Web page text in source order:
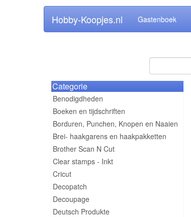
Hobby-Koopjes.nl Gastenboek
Categorie
Benodigdheden
Boeken en tijdschriften
Borduren, Punchen, Knopen en Naaien
Brei- haakgarens en haakpakketten
Brother Scan N Cut
Clear stamps - Inkt
Cricut
Decopatch
Decoupage
Deutsch Produkte